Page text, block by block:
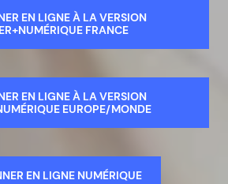
EN LIGNE À LA VERSION
FRANCE
EN LIGNE À LA VERSION
EUROPE/MONDE
EN LIGNE NUMÉRIQUE